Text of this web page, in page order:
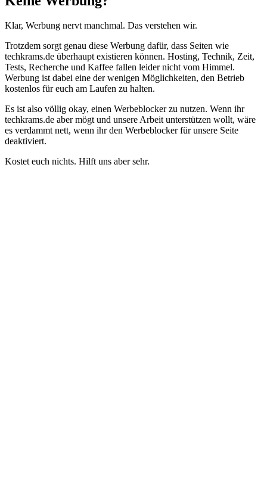
Klar, Werbung nervt manchmal. Das verstehen wir.
Trotzdem sorgt genau diese Werbung dafür, dass Seiten wie
techkrams.de überhaupt existieren können. Hosting, Technik, Zeit,
Tests, Recherche und Kaffee fallen leider nicht vom Himmel.
Werbung ist dabei eine der wenigen Möglichkeiten, den Betrieb
kostenlos für euch am Laufen zu halten.
Es ist also völlig okay, einen Werbeblocker zu nutzen. Wenn ihr
techkrams.de aber mögt und unsere Arbeit unterstützen wollt, wäre
es verdammt nett, wenn ihr den Werbeblocker für unsere Seite
deaktiviert.
Kostet euch nichts. Hilft uns aber sehr.